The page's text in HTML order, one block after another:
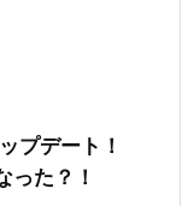
プデート！
た？！